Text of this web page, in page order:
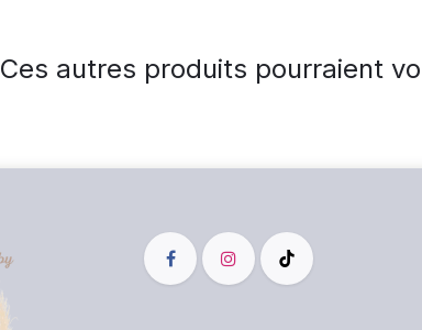
Ces autres produits pourraient